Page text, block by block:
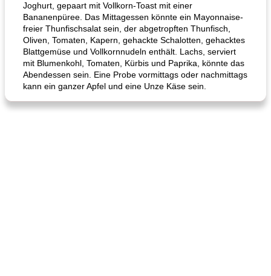
Hühnchen, Süßkartoffelsuppe
Joghurt, gepaart mit Vollkorn-Toast mit einer
Bananenpüree. Das Mittagessen könnte ein Mayonnaise-
freier Thunfischsalat sein, der abgetropften Thunfisch,
Oliven, Tomaten, Kapern, gehackte Schalotten, gehacktes
Blattgemüse und Vollkornnudeln enthält. Lachs, serviert
mit Blumenkohl, Tomaten, Kürbis und Paprika, könnte das
Abendessen sein. Eine Probe vormittags oder nachmittags
kann ein ganzer Apfel und eine Unze Käse sein.